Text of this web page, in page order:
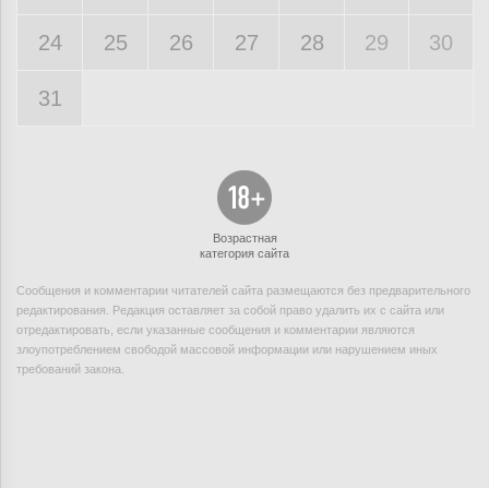
24 25 26 27 28 29 30
31
Возрастная
категория сайта
Сообщения и комментарии читателей сайта размещаются без предварительного
редактирования. Редакция оставляет за собой право удалить их с сайта или
отредактировать, если указанные сообщения и комментарии являются
злоупотреблением свободой массовой информации или нарушением иных
требований закона.